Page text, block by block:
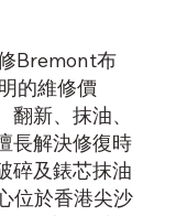
Bremont布
的維修價
新、抹油、
長解決修復時
碎及錶芯抹油
位於香港尖沙